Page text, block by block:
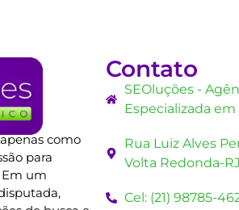
como
para
Em um
Contato
SEOluções -
Especializada em
Rua Luiz Alves
Volta Redonda-
Cel: (21) 98785-